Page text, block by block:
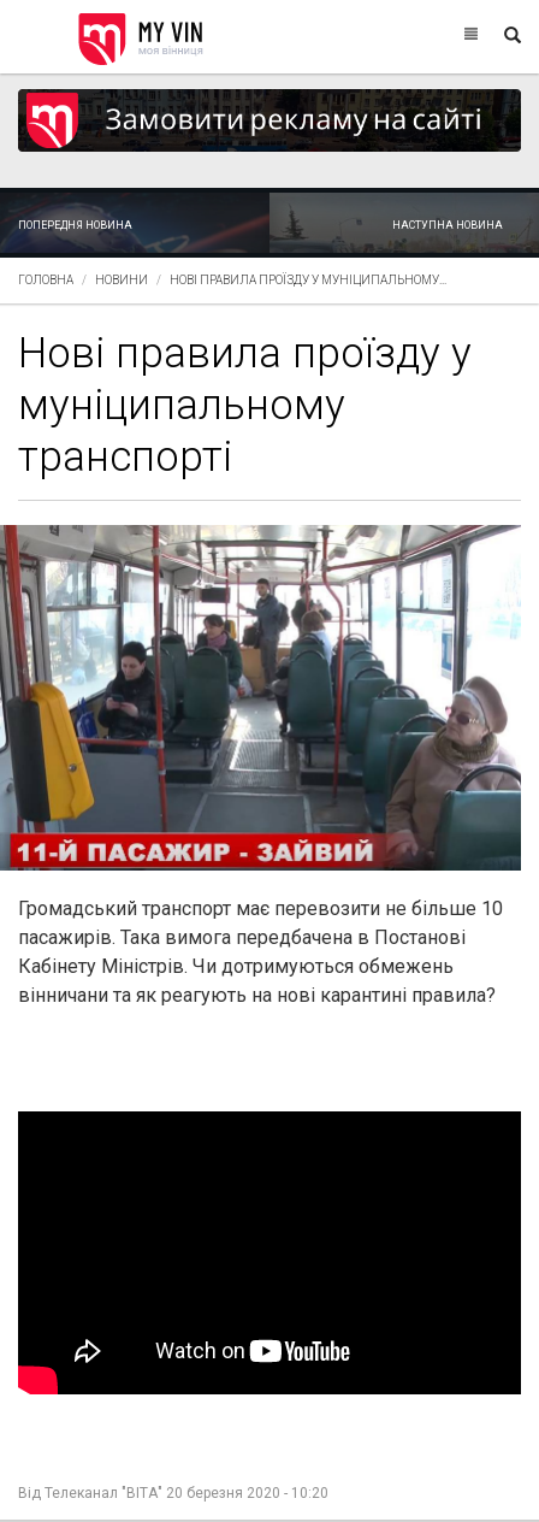
ПОПЕРЕДНЯ НОВИНА НАСТУПНА НОВИНА
ГОЛОВНА НОВИНИ НОВІ ПРАВИЛА ПРОЇЗДУ У МУНІЦИПАЛЬНОМУ...
Нові правила проїзду у
муніципальному
транспорті
Громадський транспорт має перевозити не більше 10
пасажирів. Така вимога передбачена в Постанові
Кабінету Міністрів. Чи дотримуються обмежень
вінничани та як реагують на нові карантині правила?
Від Телеканал "ВІТА" 20 березня 2020 - 10:20